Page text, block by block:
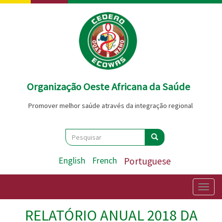
Passar
Organização Oeste Africana da Saúde
Promover melhor saúde através da integração regional
Search
Pesquisar Pesquisar
English French Portuguese
RELATÓRIO ANUAL 2018 DA